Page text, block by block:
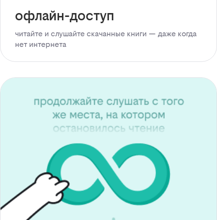
офлайн-доступ
читайте и слушайте скачанные книги — даже когда
нет интернета